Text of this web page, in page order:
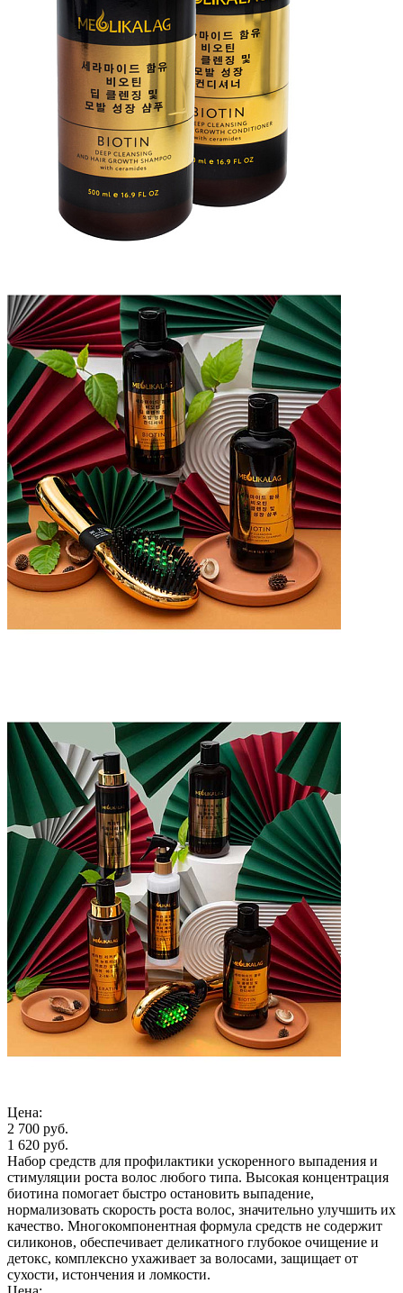
Цена:
2 700 руб.
1 620 руб.
Набор средств для профилактики ускоренного выпадения и
стимуляции роста волос любого типа. Высокая концентрация
биотина помогает быстро остановить выпадение,
нормализовать скорость роста волос, значительно улучшить их
качество. Многокомпонентная формула средств не содержит
силиконов, обеспечивает деликатного глубокое очищение и
детокс, комплексно ухаживает за волосами, защищает от
сухости, истончения и ломкости.